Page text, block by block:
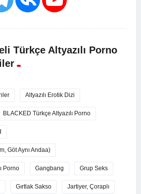
Türkçe Altyazılı Porno
Altyazılı Erotik Dizi
BLACKED Türkçe Altyazılı Porno
Göt Aynı Andaa)
Porno Gangbang Grup Seks
Gırtlak Sakso Jartiyer, Çoraplı